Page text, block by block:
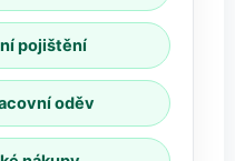
pojištění
oděv